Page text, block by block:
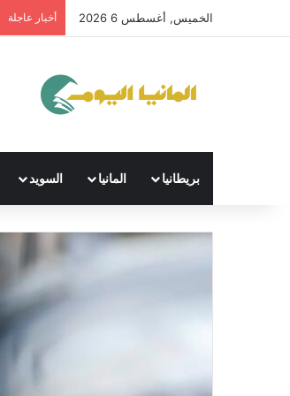
الخميس, أغسطس 6 2026 أخبار عاجلة
بريطانيا المانيا السويد